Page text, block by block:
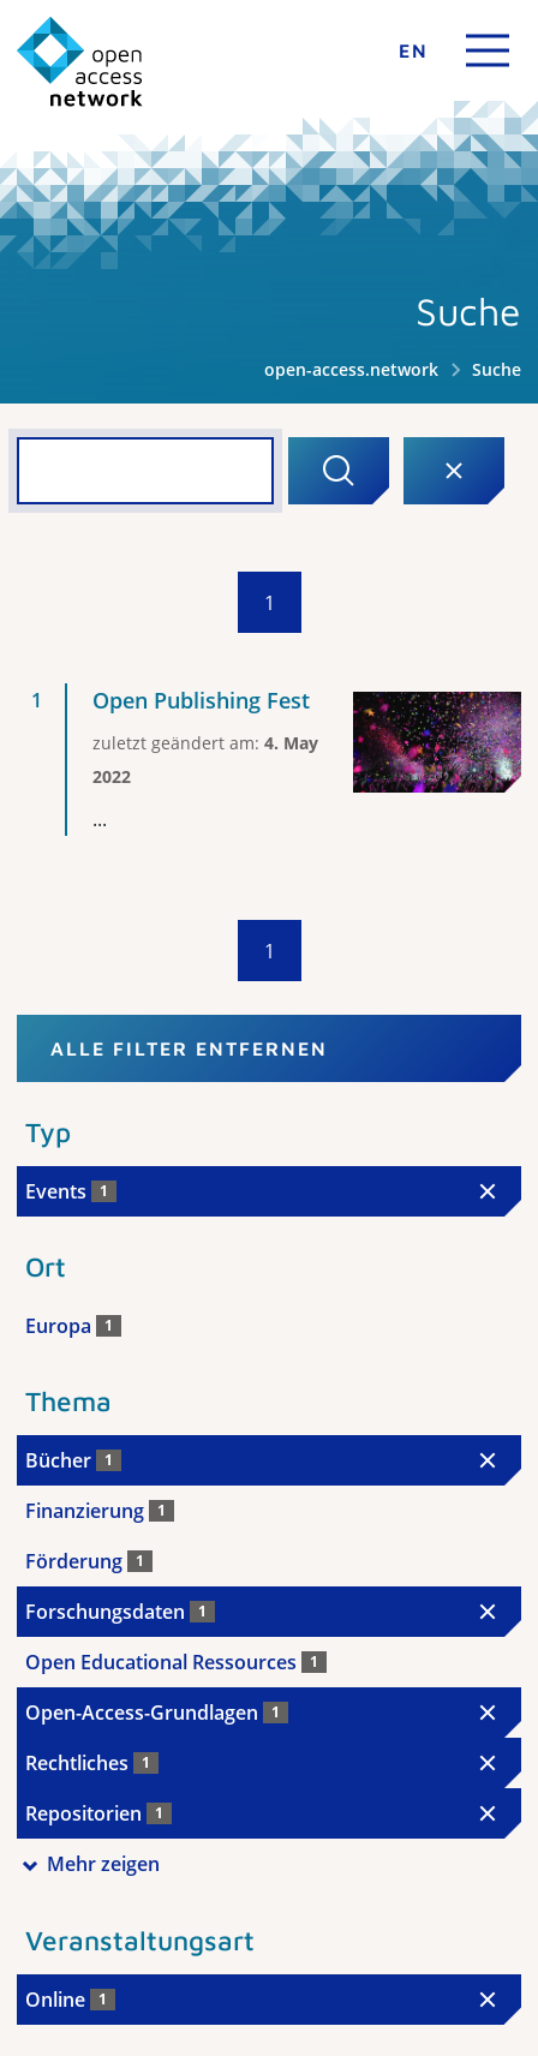
EN
Suche
open-access.network Suche
1
Open Publishing Fest
zuletzt geändert am: 4. May
2022
...
1
ALLE FILTER ENTFERNEN
Typ
Events 1
Ort
Europa 1
Thema
Bücher 1
Finanzierung 1
Förderung 1
Forschungsdaten 1
Open Educational Ressources 1
Open-Access-Grundlagen 1
Rechtliches 1
Repositorien 1
Mehr zeigen
Veranstaltungsart
Online 1